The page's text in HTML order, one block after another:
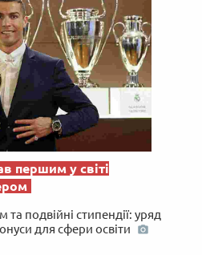
першим у світі
подвійні стипендії: уряд
для сфери освіти